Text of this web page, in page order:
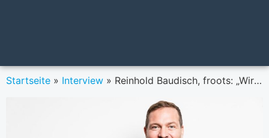
Startseite » Interview » Reinhold Baudisch, froots: „Wir machen langfristiges Portfoliomanagement zugänglich für jeden.”